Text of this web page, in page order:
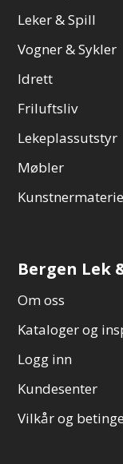
Leker & Spill
Vogner & Sykler
Idrett
Friluftsliv
Lekeplassutstyr
Møbler
Bergen Lek
Om oss
Kataloger og
Logg inn
Kundesenter
Vilkår og